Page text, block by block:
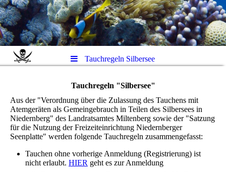
Tauchregeln Silbersee
Tauchregeln "Silbersee"
Aus der "Verordnung über die Zulassung des Tauchens mit
Atemgeräten als Gemeingebrauch in Teilen des Silbersees in
Niedernberg" des Landratsamtes Miltenberg sowie der "Satzung
für die Nutzung der Freizeiteinrichtung Niedernberger
Seenplatte" werden folgende Tauchregeln zusammengefasst:
Tauchen ohne vorherige Anmeldung (Registrierung) ist
nicht erlaubt. HIER geht es zur Anmeldung